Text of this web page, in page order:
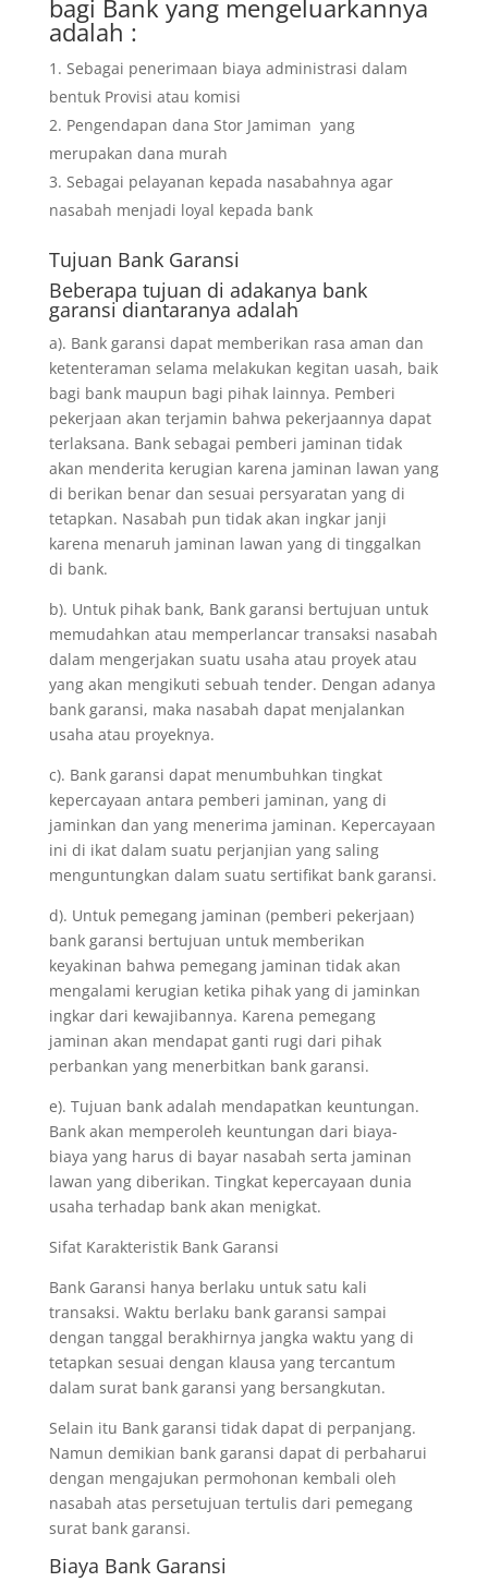
bagi Bank yang mengeluarkannya
adalah :
Sebagai penerimaan biaya administrasi dalam
bentuk Provisi atau komisi
Pengendapan dana Stor Jamiman yang
merupakan dana murah
Sebagai pelayanan kepada nasabahnya agar
nasabah menjadi loyal kepada bank
Tujuan Bank Garansi
Beberapa tujuan di adakanya bank
garansi diantaranya adalah
a). Bank garansi dapat memberikan rasa aman dan
ketenteraman selama melakukan kegitan uasah, baik
bagi bank maupun bagi pihak lainnya. Pemberi
pekerjaan akan terjamin bahwa pekerjaannya dapat
terlaksana. Bank sebagai pemberi jaminan tidak
akan menderita kerugian karena jaminan lawan yang
di berikan benar dan sesuai persyaratan yang di
tetapkan. Nasabah pun tidak akan ingkar janji
karena menaruh jaminan lawan yang di tinggalkan
di bank.
b). Untuk pihak bank, Bank garansi bertujuan untuk
memudahkan atau memperlancar transaksi nasabah
dalam mengerjakan suatu usaha atau proyek atau
yang akan mengikuti sebuah tender. Dengan adanya
bank garansi, maka nasabah dapat menjalankan
usaha atau proyeknya.
c). Bank garansi dapat menumbuhkan tingkat
kepercayaan antara pemberi jaminan, yang di
jaminkan dan yang menerima jaminan. Kepercayaan
ini di ikat dalam suatu perjanjian yang saling
menguntungkan dalam suatu sertifikat bank garansi.
d). Untuk pemegang jaminan (pemberi pekerjaan)
bank garansi bertujuan untuk memberikan
keyakinan bahwa pemegang jaminan tidak akan
mengalami kerugian ketika pihak yang di jaminkan
ingkar dari kewajibannya. Karena pemegang
jaminan akan mendapat ganti rugi dari pihak
perbankan yang menerbitkan bank garansi.
e). Tujuan bank adalah mendapatkan keuntungan.
Bank akan memperoleh keuntungan dari biaya-
biaya yang harus di bayar nasabah serta jaminan
lawan yang diberikan. Tingkat kepercayaan dunia
usaha terhadap bank akan menigkat.
Sifat Karakteristik Bank Garansi
Bank Garansi hanya berlaku untuk satu kali
transaksi. Waktu berlaku bank garansi sampai
dengan tanggal berakhirnya jangka waktu yang di
tetapkan sesuai dengan klausa yang tercantum
dalam surat bank garansi yang bersangkutan.
Selain itu Bank garansi tidak dapat di perpanjang.
Namun demikian bank garansi dapat di perbaharui
dengan mengajukan permohonan kembali oleh
nasabah atas persetujuan tertulis dari pemegang
surat bank garansi.
Biaya Bank Garansi